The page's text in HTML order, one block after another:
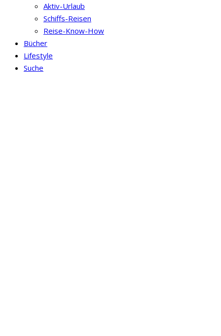
Aktiv-Urlaub
Schiffs-Reisen
Reise-Know-How
Bücher
Lifestyle
Suche